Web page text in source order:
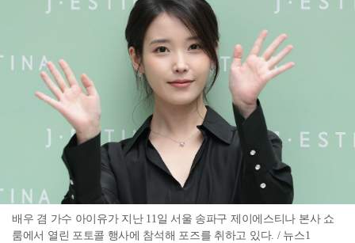
배우 겸 가수 아이유가 지난 11일 서울 송파구 제이에스티나 본사 쇼
룸에서 열린 포토콜 행사에 참석해 포즈를 취하고 있다. / 뉴스1